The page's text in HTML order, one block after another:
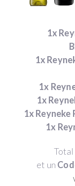
1x
1x
1x
1x
1x Reyneke
1x
et un